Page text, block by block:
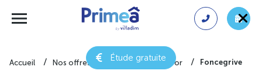
Étude gratuite
Accueil Nos offres de terrain Côte-d'or Foncegrive